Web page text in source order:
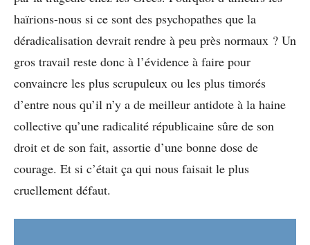
haïrions-nous si ce sont des psychopathes que la
déradicalisation devrait rendre à peu près normaux ? Un
gros travail reste donc à l’évidence à faire pour
convaincre les plus scrupuleux ou les plus timorés
d’entre nous qu’il n’y a de meilleur antidote à la haine
collective qu’une radicalité républicaine sûre de son
droit et de son fait, assortie d’une bonne dose de
courage. Et si c’était ça qui nous faisait le plus
cruellement défaut.